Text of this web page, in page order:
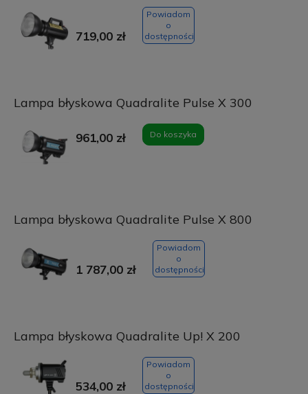
719,00 zł
Powiadom
o
dostępności
Lampa błyskowa Quadralite Pulse X 300
961,00 zł Do koszyka
Lampa błyskowa Quadralite Pulse X 800
1 787,00 zł
Powiadom
o
dostępności
Lampa błyskowa Quadralite Up! X 200
534,00 zł
Powiadom
o
dostępności